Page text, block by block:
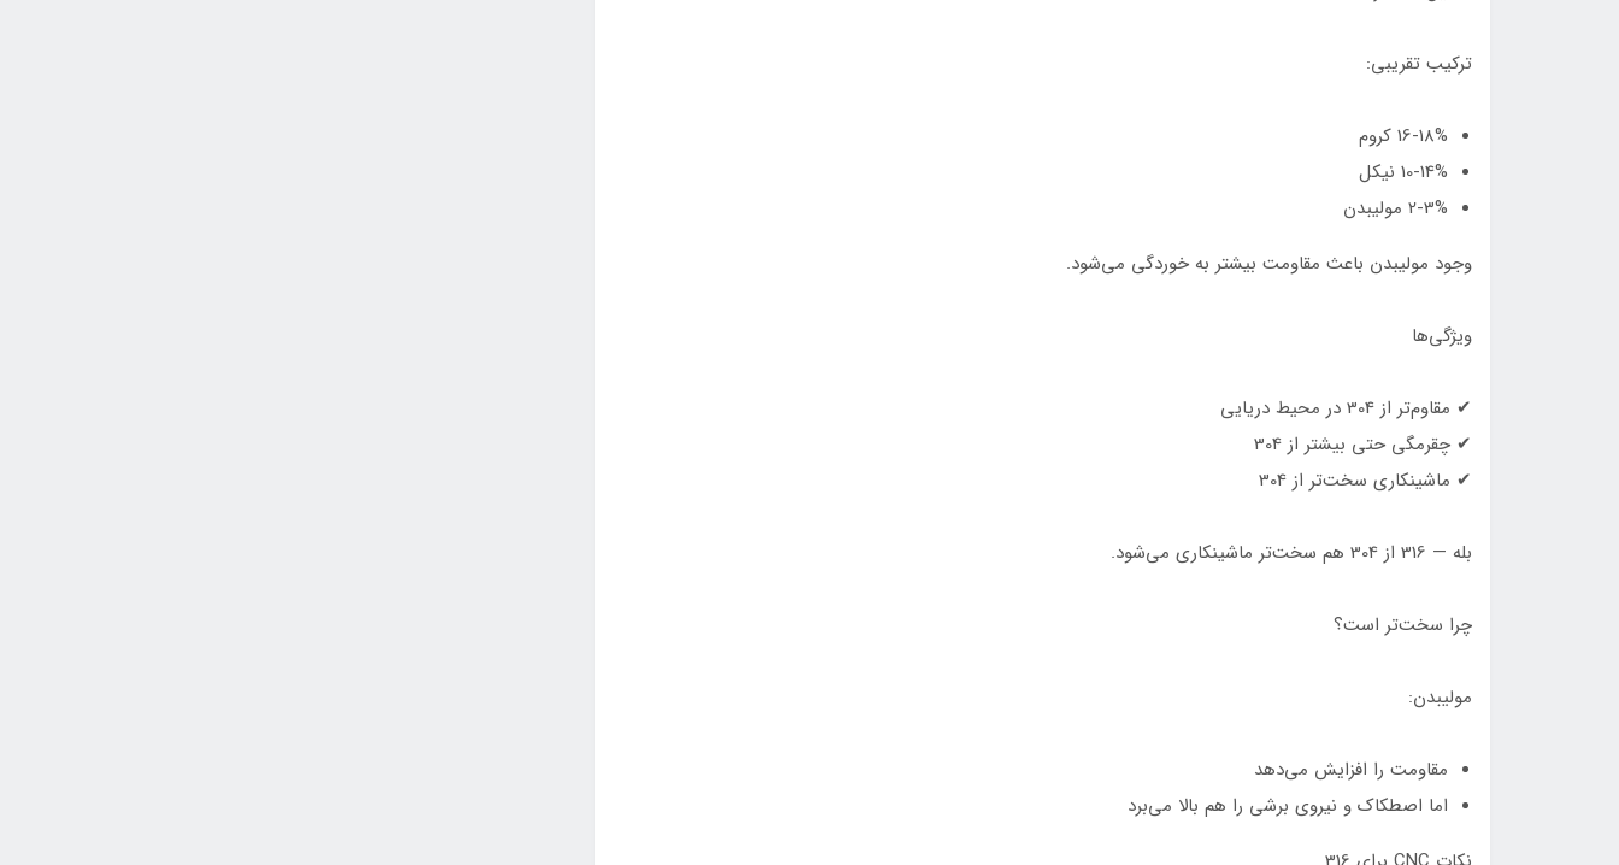
ترکیب تقریبی:
16-18% کروم
10-14% نیکل
2-3% مولیبدن
وجود مولیبدن باعث مقاومت بیشتر به خوردگی می‌شود.
ویژگی‌ها
✔ مقاوم‌تر از 304 در محیط دریایی
✔ چقرمگی حتی بیشتر از 304
✔ ماشینکاری سخت‌تر از 304
بله — 316 از 304 هم سخت‌تر ماشینکاری می‌شود.
چرا سخت‌تر است؟
مولیبدن:
مقاومت را افزایش می‌دهد
اما اصطکاک و نیروی برشی را هم بالا می‌برد